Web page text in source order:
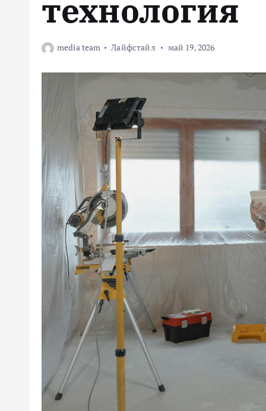
технология
media team Лайфстайл май 19, 2026